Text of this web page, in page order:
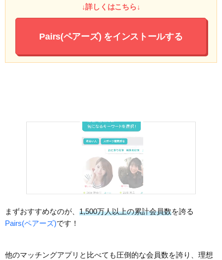
↓詳しくはこちら↓
Pairs(ペアーズ) をインストールする
まずおすすめなのが、 1,500万人以上の累計会員数を誇る
Pairs(ペアーズ)です！
他のマッチングアプリと比べても圧倒的な会員数を誇り、理想